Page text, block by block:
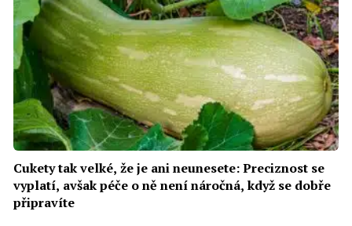
Cukety tak velké, že je ani neunesete: Preciznost se
vyplatí, avšak péče o ně není náročná, když se dobře
připravíte